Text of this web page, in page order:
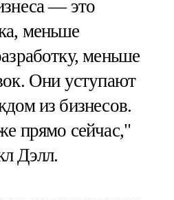
— это
меньше
меньше
Они уступают
из бизнесов.
прямо сейчас,"
Дэлл.